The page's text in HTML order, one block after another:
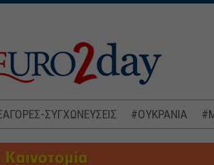
ΣΥΓΧΩΝΕΥΣΕΙΣ #ΟΥΚΡΑΝΙΑ